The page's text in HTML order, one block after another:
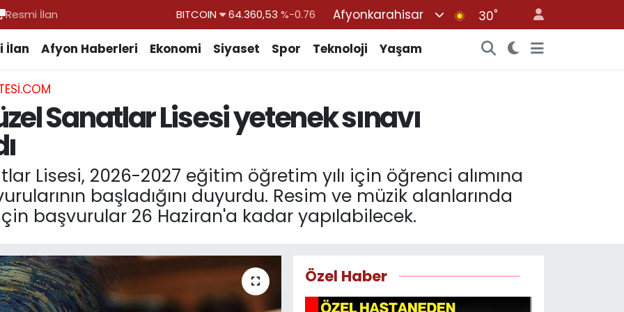
Resmi İlan DOLAR 47,7069 %0.17
BİST100
13.887%64
64.360,53
Afyonkarahisar 30°
İlan Afyon Haberleri Ekonomi Siyaset Spor Teknoloji Yaşam
Sanatlar Lisesi yetenek sınavı
Lisesi, 2026-2027 eğitim öğretim yılı için öğrenci alımına
başladığını duyurdu. Resim ve müzik alanlarında
başvurular 26 Haziran'a kadar yapılabilecek.
Özel Haber